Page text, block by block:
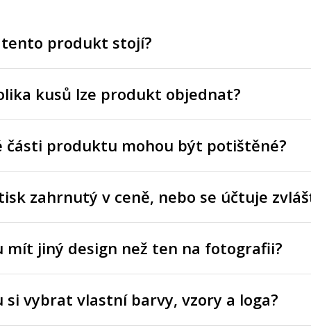
tento produkt stojí?
kusů lze produkt objednat?
části produktu mohou být potištěné?
zahrnutý v ceně, nebo se účtuje
mít jiný design než ten na fotografii?
si vybrat vlastní barvy, vzory a loga?